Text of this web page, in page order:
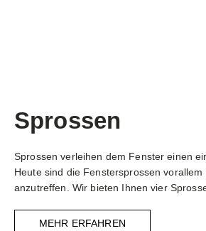
Sprossen
Sprossen verleihen dem Fenster einen
Heute sind die Fenstersprossen
anzutreffen. Wir bieten Ihnen vier
MEHR ERFAHREN